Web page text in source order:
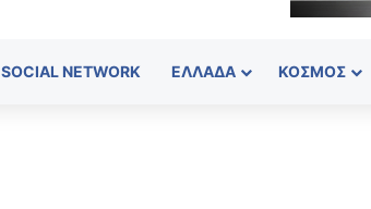
SOCIAL NETWORK ΕΛΛΆΔΑ ΚΌΣΜΟΣ